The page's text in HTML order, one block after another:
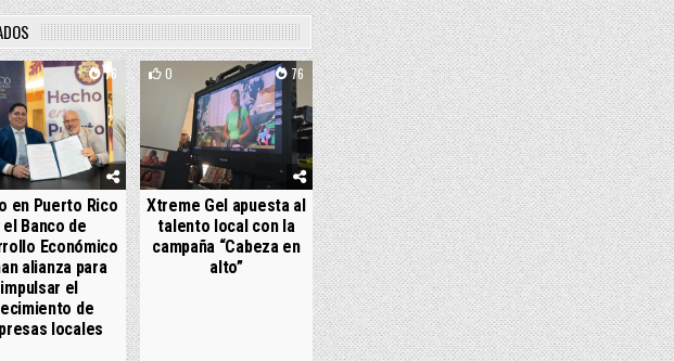
76
en Puerto Rico
el Banco de
Económico
alianza para
impulsar el
de
locales
0 76
Xtreme Gel apuesta al
talento local con la
campaña “Cabeza en
alto”